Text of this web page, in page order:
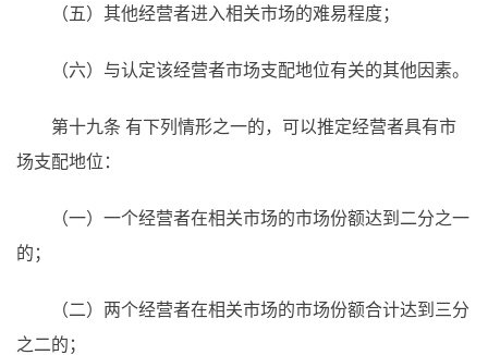
（五）其他经营者进入相关市场的难易程度；
（六）与认定该经营者市场支配地位有关的其他因素。
第十九条 有下列情形之一的，可以推定经营者具有市
场支配地位：
（一）一个经营者在相关市场的市场份额达到二分之一
的；
（二）两个经营者在相关市场的市场份额合计达到三分
之二的；